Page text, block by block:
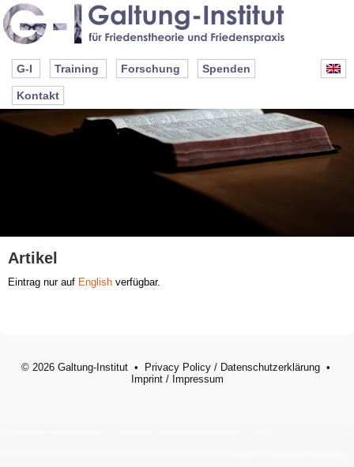
G-I Training Forschung Spenden
Kontakt
Artikel
Eintrag nur auf English verfügbar.
© 2026 Galtung-Institut • Privacy Policy/ Datenschutzerklärung•
Imprint/ Impressum